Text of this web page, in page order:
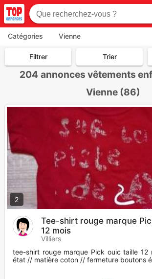
Catégories Vienne
Filtrer Trier
204 annonces vêtements
Vienne (86)
2
Tee-shirt rouge marque
12 mois
Villiers
tee-shirt rouge marque Pick ouic taille 12
état // matière coton // fermeture boutons